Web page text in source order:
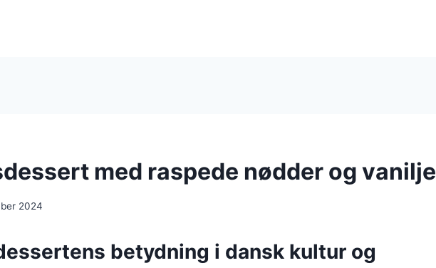
med raspede nødder og vanilje
2024
betydning i dansk kultur og